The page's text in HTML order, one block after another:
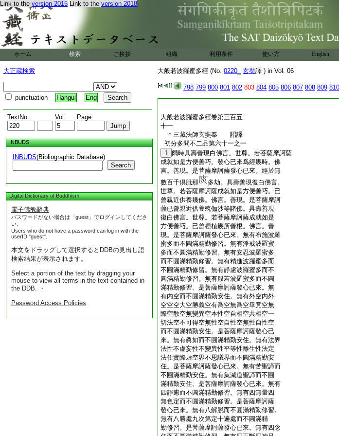
Link to the version 2015 Link to the version 2018
ホーム 検索 ご挨拶 組織 利用条件 使い方 English
大正蔵検索
punctuation Hangul Eng
TextNo. Vol. Page
INBUDS
INBUDS(Bibliographic Database)
Search
Digital Dictionary of Buddhism
電子佛教辭典
パスワードがない場合は「guest」でログインしてくださ
い。
Users who do not have a password can log in with the
userID "guest".
本文をドラッグして選択するとDDBの見出し語
検索結果が表示されます。
Select a portion of the text by dragging your
mouse to view all terms in the text contained in
the DDB. ・
Password Access Policies
大般若波羅蜜多經 (No. 0220_ 玄奘譯 ) in Vol. 06
798 799 800 801 802 803 804 805 806 807 808 809 810
大般若波羅蜜多經卷第三百五
十一
＊三藏法師玄奘奉 詔譯
初分多問不二品第六十一之一
1 爾時具壽善現白佛言。世尊。若菩薩摩訶薩
成就如是方便善巧。發心已來爲經幾時。佛
言。善現。是菩薩摩訶薩發心已來。經於無
數百千倶胝那
多劫。具壽善現復白佛言。
世尊。若菩薩摩訶薩成就如是方便善巧。已
曾親近供養幾佛。佛言。善現。是菩薩摩訶
薩已曾親近供養殑伽沙等諸佛。具壽善現
復白佛言。世尊。若菩薩摩訶薩成就如是
方便善巧。已曾種植幾所善根。佛言。善
現。是菩薩摩訶薩發心已來。無有布施波羅
蜜多而不圓滿精勤修習。無有淨戒波羅蜜
多而不圓滿精勤修習。無有安忍波羅蜜多
而不圓滿精勤修習。無有精進波羅蜜多而
不圓滿精勤修習。無有靜慮波羅蜜多而不
圓滿精勤修習。無有般若波羅蜜多而不圓
滿精勤修習。是菩薩摩訶薩發心已來。無
有内空而不圓滿精勤安住。無有外空内外
空空空大空勝義空有爲空無爲空畢竟空無
際空散空無變異空本性空自相空共相空一
切法空不可得空無性空自性空無性自性空
而不圓滿精勤安住。是菩薩摩訶薩發心已
來。無有眞如而不圓滿精勤安住。無有法界
法性不虚妄性不變異性平等性離生性法定
法住實際虚空界不思議界而不圓滿精勤安
住。是菩薩摩訶薩發心已來。無有苦聖諦而
不圓滿精勤安住。無有集滅道聖諦而不圓
滿精勤安住。是菩薩摩訶薩發心已來。無有
四靜慮而不圓滿精勤修習。無有四無量四
無色定而不圓滿精勤修習。是菩薩摩訶薩
發心已來。無有八解脱而不圓滿精勤修習。
無有八勝處九次第定十遍處而不圓滿精
勤修習。是菩薩摩訶薩發心已來。無有四念